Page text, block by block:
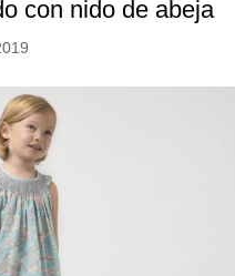
con nido de abeja